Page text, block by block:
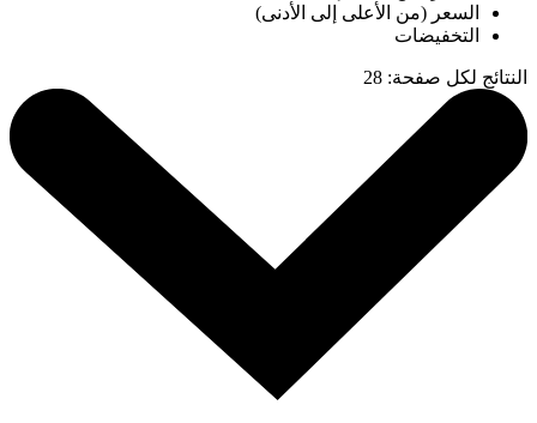
السعر (من الأعلى إلى الأدنى)
التخفيضات
النتائج لكل صفحة:
28